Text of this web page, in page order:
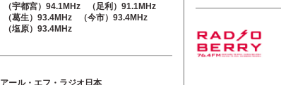
（宇都宮）94.1MHz
（足利）91.1MHz
（葛生）93.4MHz
（今市）93.4MHz
（塩原）93.4MHz
アール・エフ・ラジオ日本